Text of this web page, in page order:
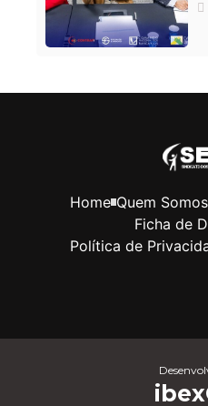
Home Quem Somos
Ficha de
Política de